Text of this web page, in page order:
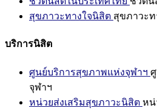
สุขภาวะทางใจนิสิต สุขภาวะ
บริการนิสิต
ศูนย์บริการสุขภาพแห่งจุฬาฯ
จุฬาฯ
หน่วยส่งเสริมสุขภาวะนิสิต หน่